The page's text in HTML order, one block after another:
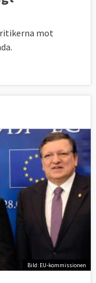
mot
Bild: EU-kommissionen